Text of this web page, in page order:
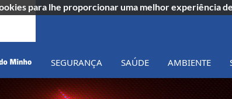
SEGURANÇA SAÚDE AMBIENTE
para lhe proporcionar uma melhor experiência